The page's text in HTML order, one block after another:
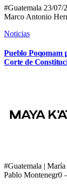
#Guatemala 23/07/2023 | María Guarchaj, Pablo Montenegro y
Marco Antonio
Noticias
Pueblo Poqomam
Corte de
#Guatemala | María Guarchaj, Marco Antonio Hernández Arévalo y
Pablo Montenegr0